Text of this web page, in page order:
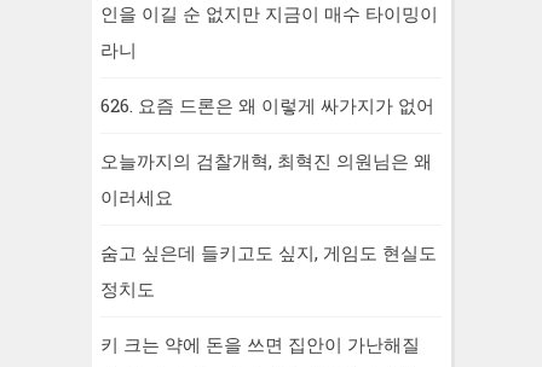
인을 이길 순 없지만 지금이 매수 타이밍이
라니
626. 요즘 드론은 왜 이렇게 싸가지가 없어
오늘까지의 검찰개혁, 최혁진 의원님은 왜
이러세요
숨고 싶은데 들키고도 싶지, 게임도 현실도
정치도
키 크는 약에 돈을 쓰면 집안이 가난해질